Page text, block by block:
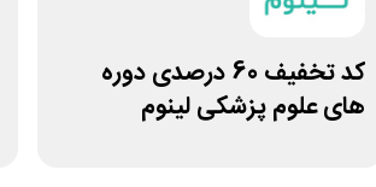
کد تخفیف 60 درصدی دوره
های علوم پزشکی لینوم